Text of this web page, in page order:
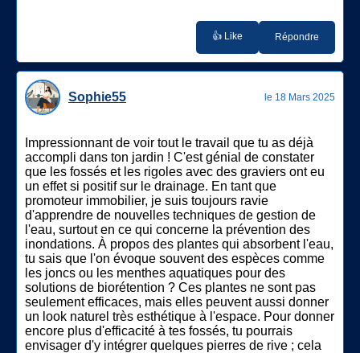
👍 Like Répondre
Sophie55 le 18 Mars 2025
Impressionnant de voir tout le travail que tu as déjà
accompli dans ton jardin ! C'est génial de constater
que les fossés et les rigoles avec des graviers ont eu
un effet si positif sur le drainage. En tant que
promoteur immobilier, je suis toujours ravie
d'apprendre de nouvelles techniques de gestion de
l'eau, surtout en ce qui concerne la prévention des
inondations. À propos des plantes qui absorbent l'eau,
tu sais que l'on évoque souvent des espèces comme
les joncs ou les menthes aquatiques pour des
solutions de biorétention ? Ces plantes ne sont pas
seulement efficaces, mais elles peuvent aussi donner
un look naturel très esthétique à l'espace. Pour donner
encore plus d'efficacité à tes fossés, tu pourrais
envisager d'y intégrer quelques pierres de rive ; cela